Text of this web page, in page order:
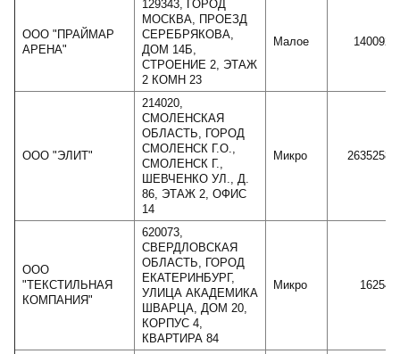
ООО "ПРАЙМАР
АРЕНА"
129343, ГОРОД
МОСКВА, ПРОЕЗД
СЕРЕБРЯКОВА,
ДОМ 14Б,
СТРОЕНИЕ 2, ЭТАЖ
2 КОМН 23
Малое 140092
ООО "ЭЛИТ"
214020,
СМОЛЕНСКАЯ
ОБЛАСТЬ, ГОРОД
СМОЛЕНСК Г.О.,
СМОЛЕНСК Г.,
ШЕВЧЕНКО УЛ., Д.
86, ЭТАЖ 2, ОФИС
14
Микро 2635258
ООО
"ТЕКСТИЛЬНАЯ
КОМПАНИЯ"
620073,
СВЕРДЛОВСКАЯ
ОБЛАСТЬ, ГОРОД
ЕКАТЕРИНБУРГ,
УЛИЦА АКАДЕМИКА
ШВАРЦА, ДОМ 20,
КОРПУС 4,
КВАРТИРА 84
Микро 16254